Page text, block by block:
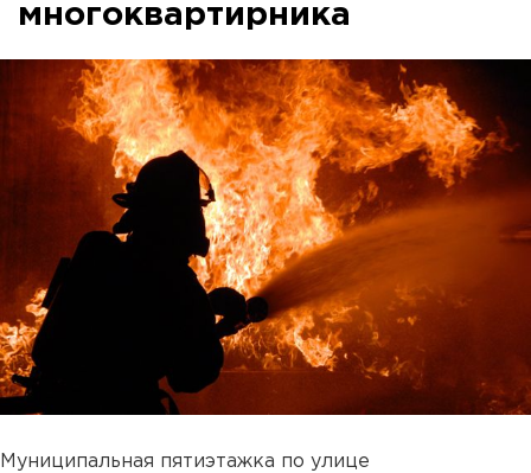
многоквартирника
Муниципальная пятиэтажка по улице